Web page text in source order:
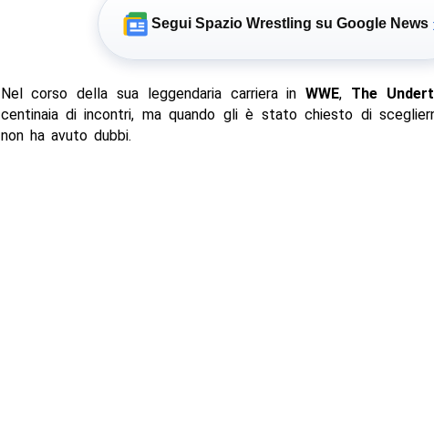
Segui Spazio Wrestling su Google News
Nel corso della sua leggendaria carriera inWWE, The
centinaia di incontri, ma quando gli è stato chiesto di
non ha avuto dubbi.